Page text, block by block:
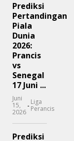
Prediksi
Pertandingan
Piala
Dunia
2026:
Prancis
vs
Senegal
17 Juni ...
Juni
15,
2026
- Liga
Perancis
Prediksi